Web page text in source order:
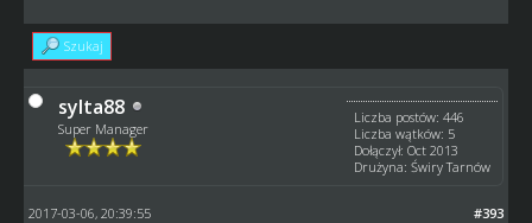
Szukaj
sylta88
Super Manager
Liczba postów: 446
Liczba wątków: 5
Dołączył: Oct 2013
Drużyna: Świry Tarnów
#393
2017-03-06, 20:39:55